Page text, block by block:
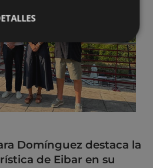
Domínguez destaca la
de Eibar en su